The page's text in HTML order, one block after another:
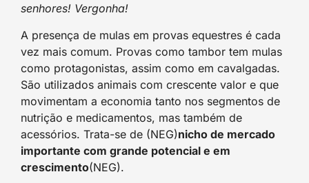
senhores! Vergonha!
A presença de mulas em provas equestres é cada
vez mais comum. Provas como tambor tem mulas
como protagonistas, assim como em cavalgadas.
São utilizados animais com crescente valor e que
movimentam a economia tanto nos segmentos de
nutrição e medicamentos, mas também de
acessórios. Trata-se de (NEG)nicho de mercado
importante com grande potencial e em
crescimento(NEG).